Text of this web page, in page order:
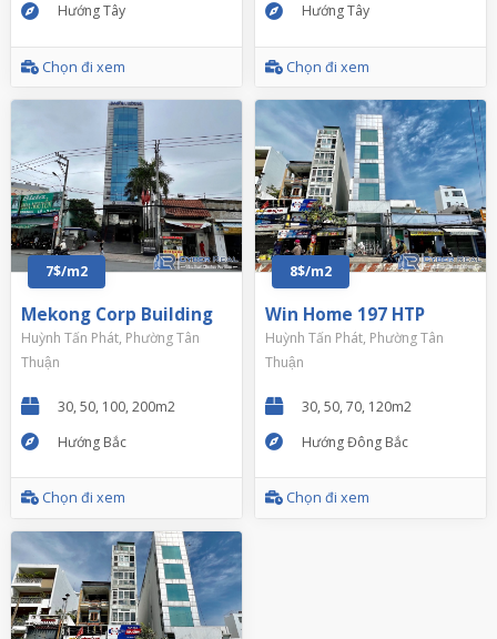
Hướng Tây
Chọn đi xem
Hướng Tây
Chọn đi xem
7$/m2
Mekong Corp Building
Huỳnh Tấn Phát, Phường Tân
Thuận
30, 50, 100, 200m2
Hướng Bắc
Chọn đi xem
8$/m2
Win Home 197 HTP
Huỳnh Tấn Phát, Phường Tân
Thuận
30, 50, 70, 120m2
Hướng Đông Bắc
Chọn đi xem